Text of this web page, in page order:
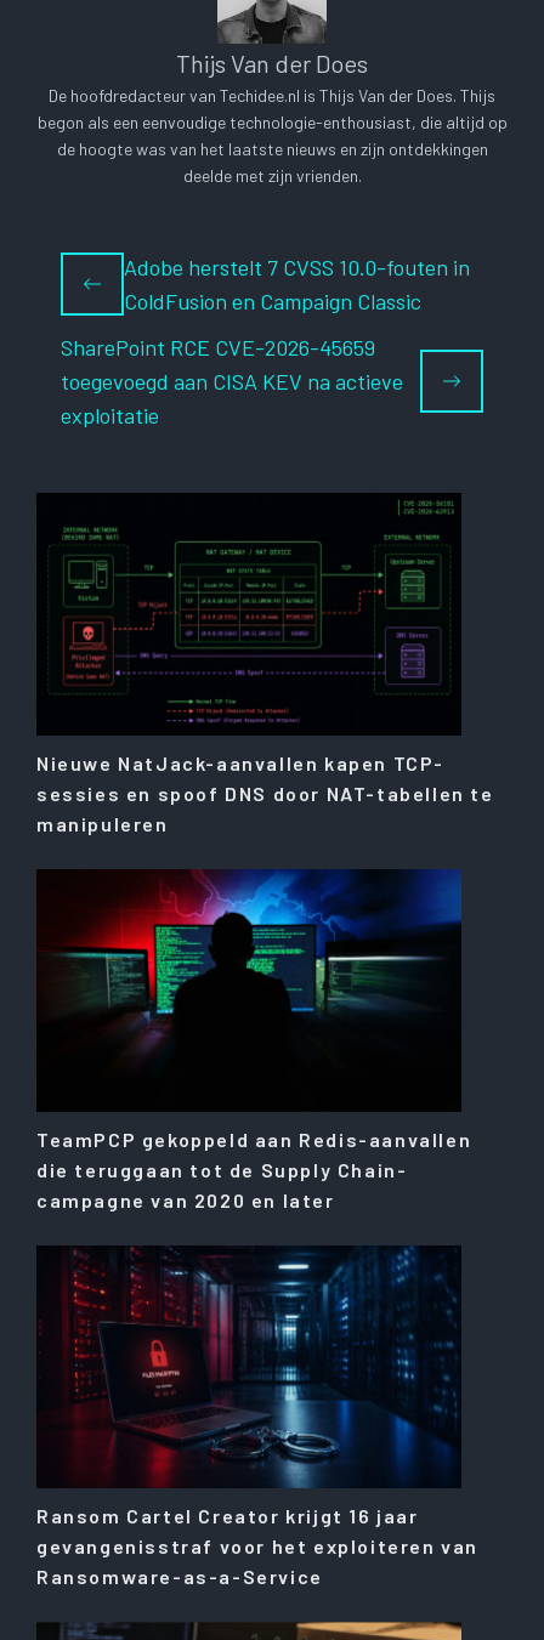
Thijs Van der Does
De hoofdredacteur van Techidee.nl is Thijs Van der Does. Thijs
begon als een eenvoudige technologie-enthousiast, die altijd op
de hoogte was van het laatste nieuws en zijn ontdekkingen
deelde met zijn vrienden.
Adobe herstelt 7 CVSS 10.0-fouten in
ColdFusion en Campaign Classic
SharePoint RCE CVE-2026-45659
toegevoegd aan CISA KEV na actieve
exploitatie
Nieuwe NatJack-aanvallen kapen TCP-
sessies en spoof DNS door NAT-tabellen te
manipuleren
TeamPCP gekoppeld aan Redis-aanvallen
die teruggaan tot de Supply Chain-
campagne van 2020 en later
Ransom Cartel Creator krijgt 16 jaar
gevangenisstraf voor het exploiteren van
Ransomware-as-a-Service